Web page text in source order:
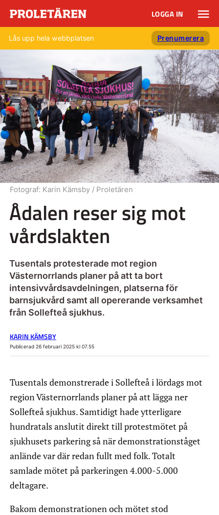
LOGGA IN
Lås upp hela webbplatsen Prenumerera
Ådalen reser sig mot
vårdslakten
Tusentals protesterade mot region
Västernorrlands planer på att ta bort
intensivvårdsavdelningen, platserna för
barnsjukvård samt all opererande verksamhet
från Sollefteå sjukhus.
Fotograf: Karin Kämsby / Proletären
KARIN KÄMSBY
Publicerad 26 februari 2025 kl 07.55
Tusentals demonstrerade i Sollefteå i lördags mot
region Västernorrlands planer på att lägga ner
Sollefteå sjukhus. Samtidigt hade ytterligare
hundratals anslutit direkt till protestmötet på
sjukhusets parkering så när demonstrationståget
anlände var där redan fullt med folk. Totalt
samlade mötet på parkeringen 4.000-5.000
deltagare.
Bakom demonstrationen och mötet stod